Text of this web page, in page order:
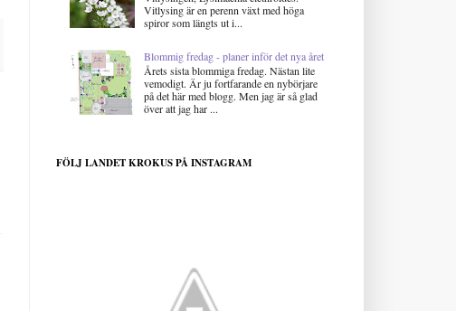
Vitlysing är en perenn växt med höga
spiror som längts ut i...
Blommig fredag - planer inför det nya året
Årets sista blommiga fredag. Nästan lite
vemodigt. Är ju fortfarande en nybörjare
på det här med blogg. Men jag är så glad
över att jag har ...
FÖLJ LANDET KROKUS PÅ INSTAGRAM